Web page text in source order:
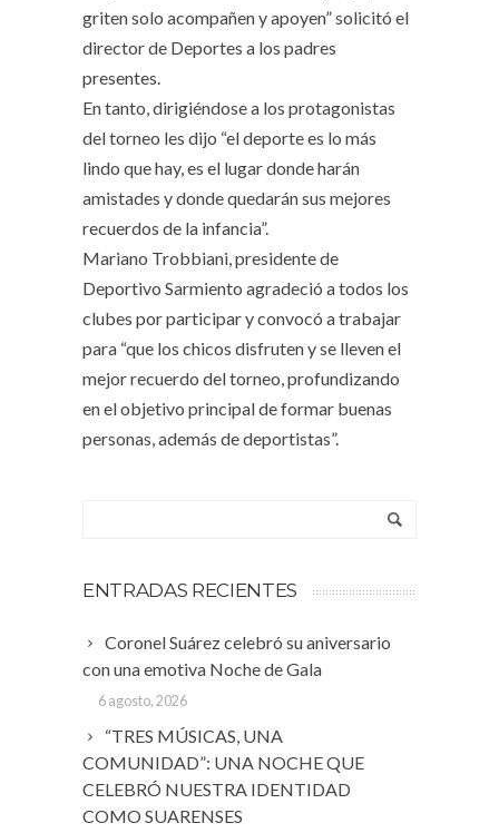
griten solo acompañen y apoyen” solicitó el
director de Deportes a los padres
presentes.
En tanto, dirigiéndose a los protagonistas
del torneo les dijo “el deporte es lo más
lindo que hay, es el lugar donde harán
amistades y donde quedarán sus mejores
recuerdos de la infancia”.
Mariano Trobbiani, presidente de
Deportivo Sarmiento agradeció a todos los
clubes por participar y convocó a trabajar
para “que los chicos disfruten y se lleven el
mejor recuerdo del torneo, profundizando
en el objetivo principal de formar buenas
personas, además de deportistas”.
ENTRADAS RECIENTES
Coronel Suárez celebró su aniversario
con una emotiva Noche de Gala
6 agosto, 2026
“TRES MÚSICAS, UNA
COMUNIDAD”: UNA NOCHE QUE
CELEBRÓ NUESTRA IDENTIDAD
COMO SUARENSES